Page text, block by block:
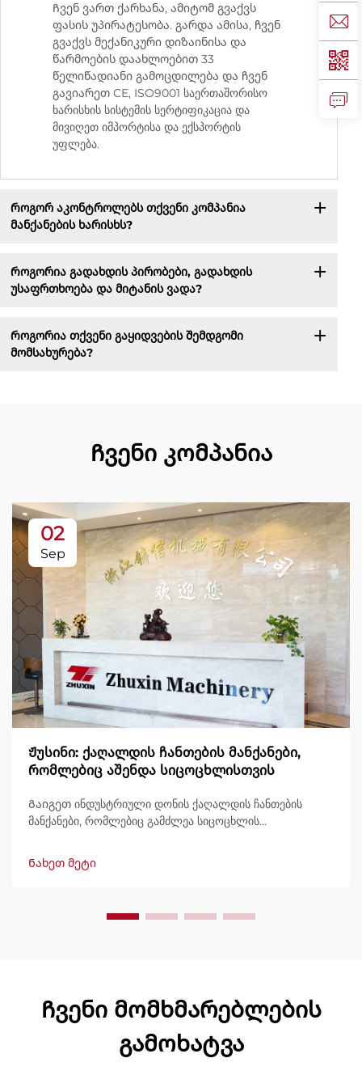
Ჩვენ ვართ ქარხანა, ამიტომ გვაქვს
ფასის უპირატესობა. გარდა ამისა, ჩვენ
გვაქვს მექანიკური დიზაინისა და
წარმოების დაახლოებით 33
წელიწადიანი გამოცდილება და ჩვენ
გავიარეთ CE, ISO9001 საერთაშორისო
ხარისხის სისტემის სერტიფიკაცია და
მივიღეთ იმპორტისა და ექსპორტის
უფლება.
Როგორ აკონტროლებს თქვენი კომპანია
მანქანების ხარისხს?
Როგორია გადახდის პირობები, გადახდის
უსაფრთხოება და მიტანის ვადა?
Როგორია თქვენი გაყიდვების შემდგომი
მომსახურება?
Ჩვენი კომპანია
02
Sep
Ჟუსინი: ქაღალდის ჩანთების მანქანები,
რომლებიც აშენდა სიცოცხლისთვის
Გაიგეთ ინდუსტრიული დონის ქაღალდის ჩანთების
მანქანები, რომლებიც გამძლეა სიცოცხლის
მსოფლიოში ნდობით გამოიყენება გამძლეობის,
მარტივად მართვის და მინიმალური შესვენების გამო.
Ნახეთ მეტი
Ჩვენი მომხმარებლების
გამოხატვა